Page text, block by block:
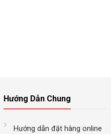
Hướng Dẫn Chung
Hướng dẫn đặt hàng online